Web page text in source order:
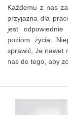
Każdemu z nas
przyjazna dla
jest
poziom życia.
sprawić, że nawet
nas do tego, aby